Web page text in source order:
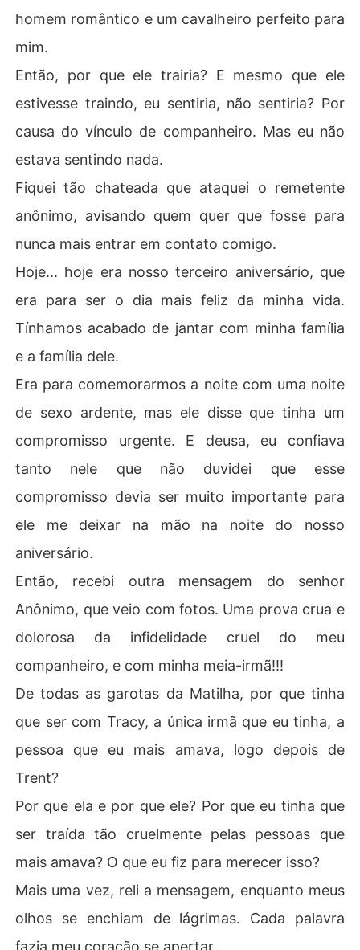
homem romântico e um cavalheiro perfeito para
mim.
Então, por que ele trairia? E mesmo que ele
estivesse traindo, eu sentiria, não sentiria? Por
causa do vínculo de companheiro. Mas eu não
estava sentindo nada.
Fiquei tão chateada que ataquei o remetente
anônimo, avisando quem quer que fosse para
nunca mais entrar em contato comigo.
Hoje... hoje era nosso terceiro aniversário, que
era para ser o dia mais feliz da minha vida.
Tínhamos acabado de jantar com minha família
e a família dele.
Era para comemorarmos a noite com uma noite
de sexo ardente, mas ele disse que tinha um
compromisso urgente. E deusa, eu confiava
tanto nele que não duvidei que esse
compromisso devia ser muito importante para
ele me deixar na mão na noite do nosso
aniversário.
Então, recebi outra mensagem do senhor
Anônimo, que veio com fotos. Uma prova crua e
dolorosa da infidelidade cruel do meu
companheiro, e com minha meia-irmã!!!
De todas as garotas da Matilha, por que tinha
que ser com Tracy, a única irmã que eu tinha, a
pessoa que eu mais amava, logo depois de
Trent?
Por que ela e por que ele? Por que eu tinha que
ser traída tão cruelmente pelas pessoas que
mais amava? O que eu fiz para merecer isso?
Mais uma vez, reli a mensagem, enquanto meus
olhos se enchiam de lágrimas. Cada palavra
fazia meu coração se apertar.